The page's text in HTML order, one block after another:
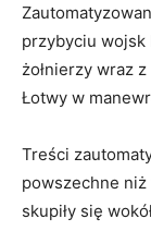
przybyciu wojsk
żołnierzy wraz
Łotwy w
Treści
powszechne niż
skupiły się